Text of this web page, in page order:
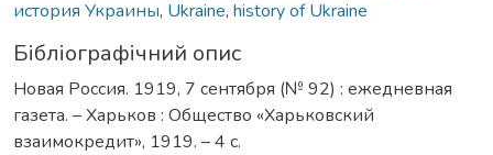
история Украины, Ukraine, history of Ukraine
Бібліографічний опис
Новая Россия. 1919, 7 сентября (№ 92) : ежедневная
газета. – Харьков : Общество «Харьковский
взаимокредит», 1919. – 4 с.